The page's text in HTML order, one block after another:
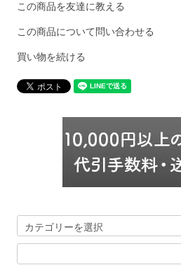
この商品を友達に教える
この商品について問い合わせる
買い物を続ける